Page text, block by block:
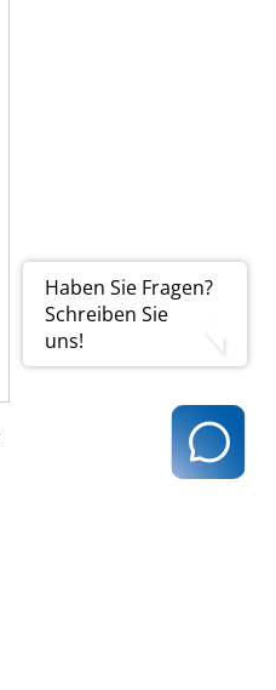
Haben Sie Fragen?
Schreiben Sie
uns!